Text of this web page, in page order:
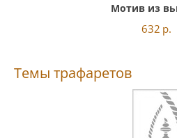
Мотив из
632 р.
Темы трафаретов